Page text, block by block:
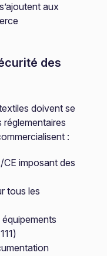
aux
des
doivent se
:
imposant des
tous les